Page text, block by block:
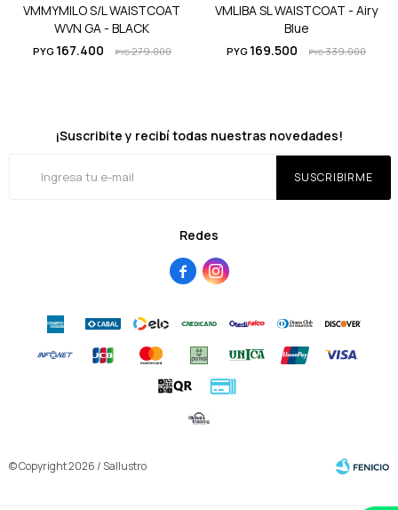
VMMYMILO S/L WAISTCOAT
WVN GA - BLACK
PYG 167.400 PYG279.000
VMLIBA SL WAISTCOAT - Airy
Blue
PYG 169.500 PYG339.000
Redes
 
¡Suscribite y recibí todas nuestras novedades!
SUSCRIBIRME
© Copyright 2026 / Sallustro